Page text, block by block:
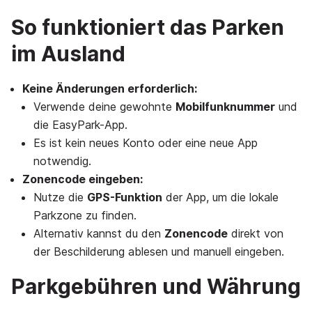
So funktioniert das Parken
im Ausland
Keine Änderungen erforderlich:
Verwende deine gewohnte Mobilfunknummer und
die EasyPark-App.
Es ist kein neues Konto oder eine neue App
notwendig.
Zonencode eingeben:
Nutze die GPS-Funktion der App, um die lokale
Parkzone zu finden.
Alternativ kannst du den Zonencode direkt von
der Beschilderung ablesen und manuell eingeben.
Parkgebühren und Währung